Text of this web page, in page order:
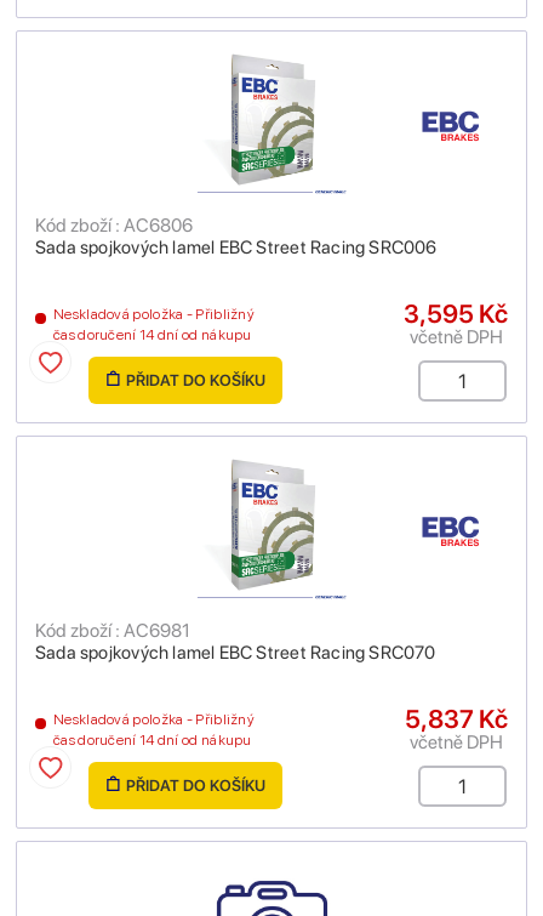
Sada spojkových lamel EBC Street Racing SRC006
Kód zboží : AC6806
Neskladová položka - Přibližný
čas doručení 14 dní od nákupu
3,595 Kč
včetně DPH
PŘIDAT DO KOŠÍKU
Sada spojkových lamel EBC Street Racing SRC070
Kód zboží : AC6981
Neskladová položka - Přibližný
čas doručení 14 dní od nákupu
5,837 Kč
včetně DPH
PŘIDAT DO KOŠÍKU